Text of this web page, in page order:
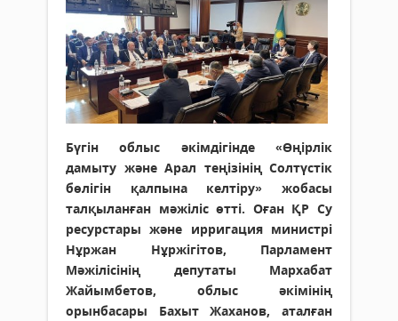
Бүгін облыс әкімдігінде «Өңірлік
дамыту және Арал теңізінің Солтүстік
бөлігін қалпына келтіру» жобасы
талқыланған мәжіліс өтті. Оған ҚР Су
ресурстары және ирригация министрі
Нұржан Нұржігітов, Парламент
Мәжілісінің депутаты Мархабат
Жайымбетов, облыс әкімінің
орынбасары Бахыт Жаханов, аталған